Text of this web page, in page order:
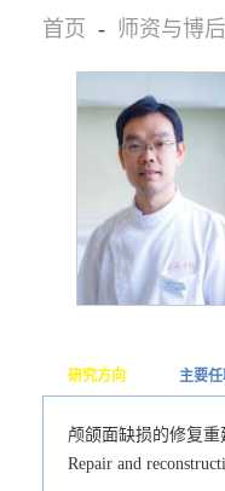
首页 - 师资与博后
研究方向 主要
颅颌面缺损的修复
Repair and